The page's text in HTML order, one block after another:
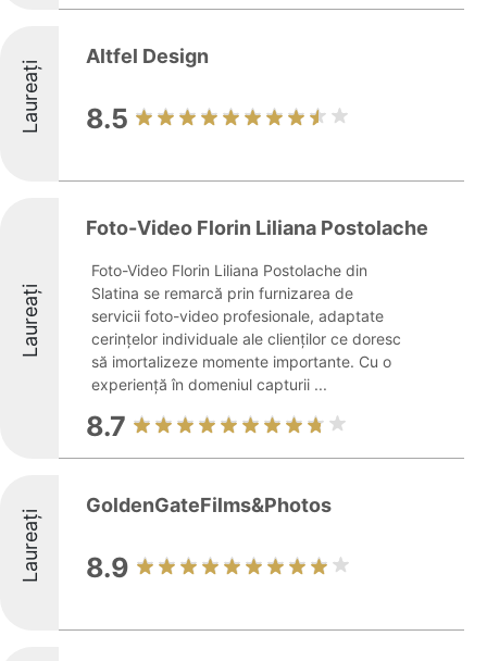
Laureați
Altfel Design
8.5
Laureați
Foto-Video Florin Liliana Postolache
Foto-Video Florin Liliana Postolache din
Slatina se remarcă prin furnizarea de
servicii foto-video profesionale, adaptate
cerințelor individuale ale clienților ce doresc
să imortalizeze momente importante. Cu o
experiență în domeniul capturii ...
8.7
Laureați
GoldenGateFilms&Photos
8.9